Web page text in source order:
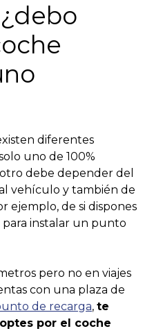
diferentes
uno de 100%
debe depender del
vehículo y también de
ejemplo, de si dispones
instalar un punto
pero no en viajes
con una plaza de
de recarga, te
por el coche